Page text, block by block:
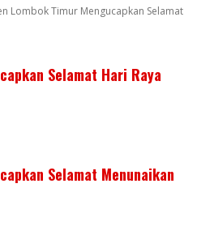
Lombok Timur Mengucapkan Selamat
Selamat Hari Raya
Selamat Menunaikan